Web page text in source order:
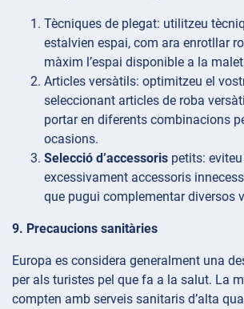
Tècniques de plegat: utilitzeu
estalvien espai, com ara enrotllar
màxim l’espai disponible a la
Articles versàtils: optimitzeu el
seleccionant articles de roba
portar en diferents combinacions
ocasions.
Selecció d’accessoris petits:
excessivament accessoris
que pugui complementar diversos
9. Precaucions sanitàries
Europa es considera generalment una
per als turistes pel que fa a la salut. La
compten amb serveis sanitaris d’alta